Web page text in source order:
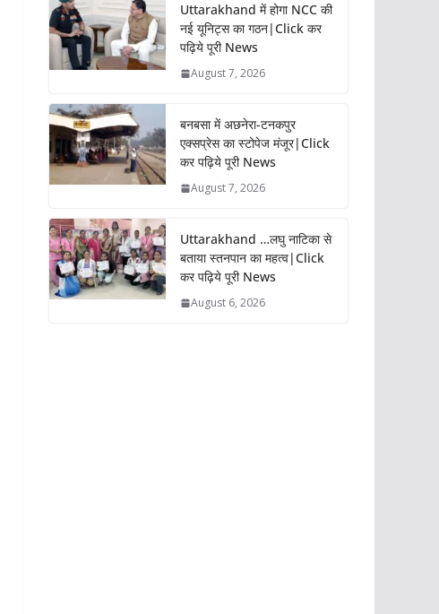
Uttarakhand में होगा NCC की
नई यूनिट्स का गठन|Click कर
पढ़िये पूरी News
August 7, 2026
बनबसा में अछनेरा-टनकपुर
एक्सप्रेस का स्टोपेज मंजूर|Click
कर पढ़िये पूरी News
August 7, 2026
Uttarakhand …लघु नाटिका से
बताया स्तनपान का महत्व|Click
कर पढ़िये पूरी News
August 6, 2026